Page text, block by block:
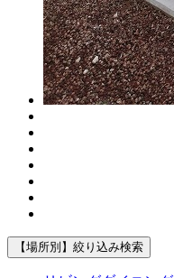
【場所別】 絞り込み検索